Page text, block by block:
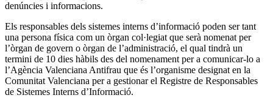
denúncies i informacions.
Els responsables dels sistemes interns d’informació poden ser tant
una persona física com un òrgan col·legiat que serà nomenat per
l’òrgan de govern o òrgan de l’administració, el qual tindrà un
termini de 10 dies hàbils des del nomenament per a comunicar-lo a
l’Agència Valenciana Antifrau que és l’organisme designat en la
Comunitat Valenciana per a gestionar el Registre de Responsables
de Sistemes Interns d’Informació.